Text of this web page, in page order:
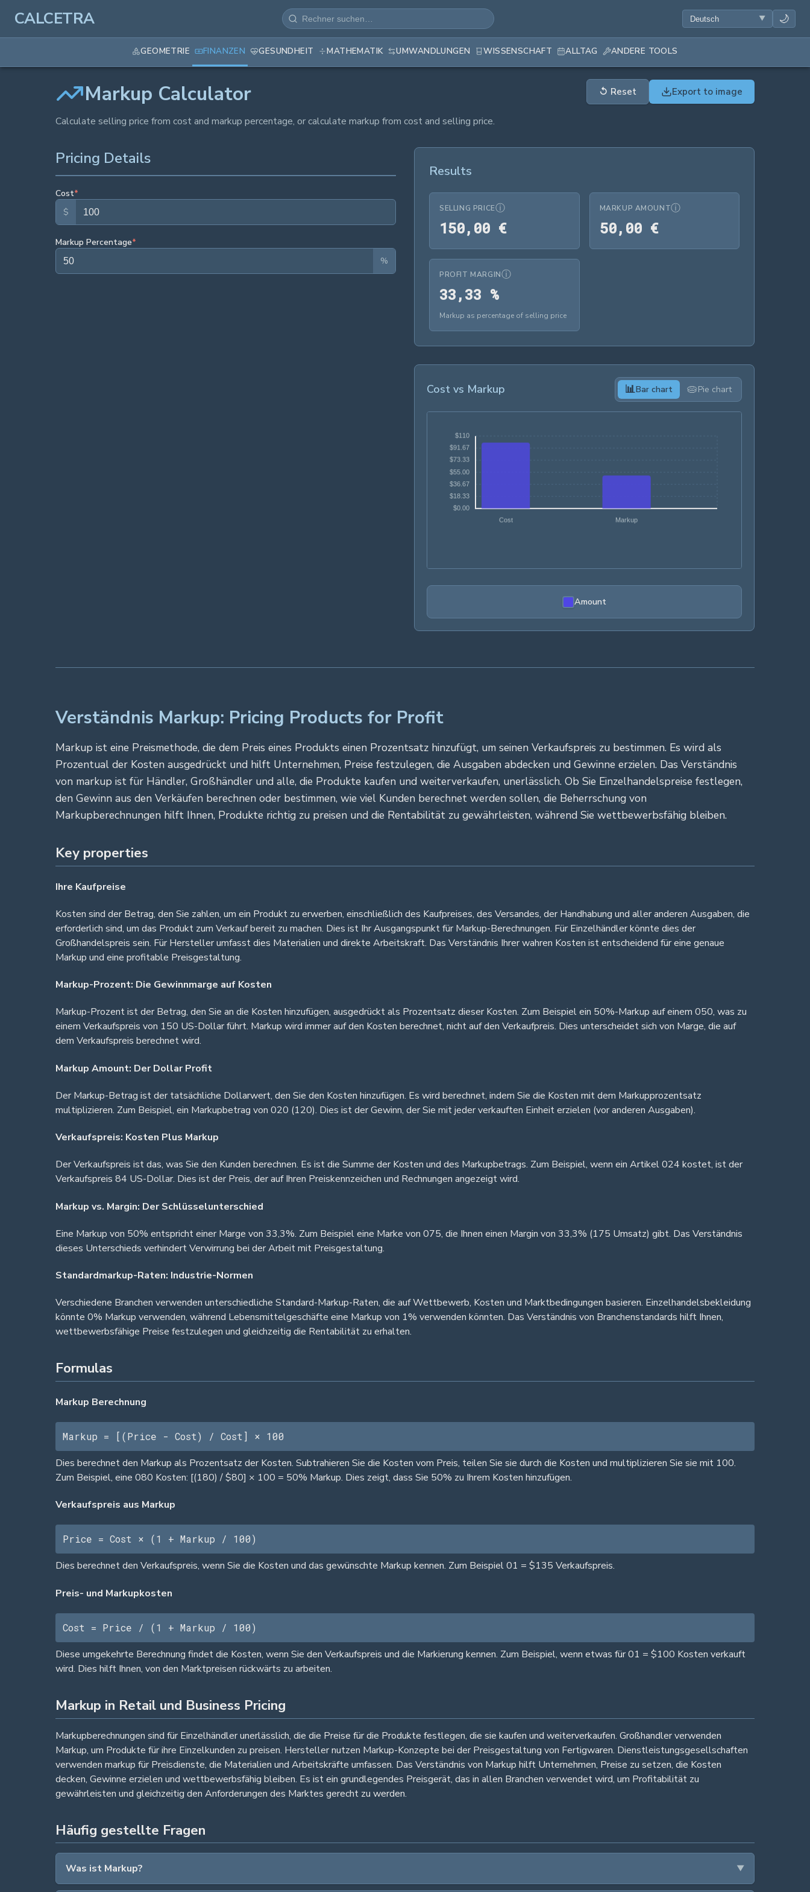
CALCETRA 🌙
GEOMETRIE FINANZEN GESUNDHEIT MATHEMATIK UMWANDLUNGEN WISSENSCHAFT ALLTAG ANDERE TOOLS
Markup Calculator
Calculate selling price from cost and markup percentage, or calculate markup from cost and selling price.
↺ Reset Export to image
Pricing Details
Cost*
$
Markup Percentage*
%
Results
SELLING PRICEⓘ
150, 00 €150,00 €
MARKUP AMOUNTⓘ
50, 00 €50,00 €
PROFIT MARGINⓘ
33,33 %33,33 %
Markup as percentage of selling price
Cost vs Markup 📊Bar chart 🥧Pie chart
Amount
Verständnis Markup: Pricing Products for Profit
Markup ist eine Preismethode, die dem Preis eines Produkts einen Prozentsatz hinzufügt, um seinen Verkaufspreis zu bestimmen. Es wird als
Prozentual der Kosten ausgedrückt und hilft Unternehmen, Preise festzulegen, die Ausgaben abdecken und Gewinne erzielen. Das Verständnis
von markup ist für Händler, Großhändler und alle, die Produkte kaufen und weiterverkaufen, unerlässlich. Ob Sie Einzelhandelspreise festlegen,
den Gewinn aus den Verkäufen berechnen oder bestimmen, wie viel Kunden berechnet werden sollen, die Beherrschung von
Markupberechnungen hilft Ihnen, Produkte richtig zu preisen und die Rentabilität zu gewährleisten, während Sie wettbewerbsfähig bleiben.
Key properties
Ihre Kaufpreise
Kosten sind der Betrag, den Sie zahlen, um ein Produkt zu erwerben, einschließlich des Kaufpreises, des Versandes, der Handhabung und aller anderen Ausgaben, die
erforderlich sind, um das Produkt zum Verkauf bereit zu machen. Dies ist Ihr Ausgangspunkt für Markup-Berechnungen. Für Einzelhändler könnte dies der
Großhandelspreis sein. Für Hersteller umfasst dies Materialien und direkte Arbeitskraft. Das Verständnis Ihrer wahren Kosten ist entscheidend für eine genaue
Markup und eine profitable Preisgestaltung.
Markup-Prozent: Die Gewinnmarge auf Kosten
Markup-Prozent ist der Betrag, den Sie an die Kosten hinzufügen, ausgedrückt als Prozentsatz dieser Kosten. Zum Beispiel ein 50%-Markup auf einem 050, was zu
einem Verkaufspreis von 150 US-Dollar führt. Markup wird immer auf den Kosten berechnet, nicht auf den Verkaufpreis. Dies unterscheidet sich von Marge, die auf
dem Verkaufspreis berechnet wird.
Markup Amount: Der Dollar Profit
Der Markup-Betrag ist der tatsächliche Dollarwert, den Sie den Kosten hinzufügen. Es wird berechnet, indem Sie die Kosten mit dem Markupprozentsatz
multiplizieren. Zum Beispiel, ein Markupbetrag von 020 (120). Dies ist der Gewinn, der Sie mit jeder verkauften Einheit erzielen (vor anderen Ausgaben).
Verkaufspreis: Kosten Plus Markup
Der Verkaufspreis ist das, was Sie den Kunden berechnen. Es ist die Summe der Kosten und des Markupbetrags. Zum Beispiel, wenn ein Artikel 024 kostet, ist der
Verkaufspreis 84 US-Dollar. Dies ist der Preis, der auf Ihren Preiskennzeichen und Rechnungen angezeigt wird.
Markup vs. Margin: Der Schlüsselunterschied
Eine Markup von 50% entspricht einer Marge von 33,3%. Zum Beispiel eine Marke von 075, die Ihnen einen Margin von 33,3% (175 Umsatz) gibt. Das Verständnis
dieses Unterschieds verhindert Verwirrung bei der Arbeit mit Preisgestaltung.
Standardmarkup-Raten: Industrie-Normen
Verschiedene Branchen verwenden unterschiedliche Standard-Markup-Raten, die auf Wettbewerb, Kosten und Marktbedingungen basieren. Einzelhandelsbekleidung
könnte 0% Markup verwenden, während Lebensmittelgeschäfte eine Markup von 1% verwenden könnten. Das Verständnis von Branchenstandards hilft Ihnen,
wettbewerbsfähige Preise festzulegen und gleichzeitig die Rentabilität zu erhalten.
Formulas
Markup Berechnung
Markup = [(Price - Cost) / Cost] × 100
Dies berechnet den Markup als Prozentsatz der Kosten. Subtrahieren Sie die Kosten vom Preis, teilen Sie sie durch die Kosten und multiplizieren Sie sie mit 100.
Zum Beispiel, eine 080 Kosten: [(180) / $80] × 100 = 50% Markup. Dies zeigt, dass Sie 50% zu Ihrem Kosten hinzufügen.
Verkaufspreis aus Markup
Price = Cost × (1 + Markup / 100)
Dies berechnet den Verkaufspreis, wenn Sie die Kosten und das gewünschte Markup kennen. Zum Beispiel 01 = $135 Verkaufspreis.
Preis- und Markupkosten
Cost = Price / (1 + Markup / 100)
Diese umgekehrte Berechnung findet die Kosten, wenn Sie den Verkaufspreis und die Markierung kennen. Zum Beispiel, wenn etwas für 01 = $100 Kosten verkauft
wird. Dies hilft Ihnen, von den Marktpreisen rückwärts zu arbeiten.
Markup in Retail und Business Pricing
Markupberechnungen sind für Einzelhändler unerlässlich, die die Preise für die Produkte festlegen, die sie kaufen und weiterverkaufen. Großhandler verwenden
Markup, um Produkte für ihre Einzelkunden zu preisen. Hersteller nutzen Markup-Konzepte bei der Preisgestaltung von Fertigwaren. Dienstleistungsgesellschaften
verwenden markup für Preisdienste, die Materialien und Arbeitskräfte umfassen. Das Verständnis von Markup hilft Unternehmen, Preise zu setzen, die Kosten
decken, Gewinne erzielen und wettbewerbsfähig bleiben. Es ist ein grundlegendes Preisgerät, das in allen Branchen verwendet wird, um Profitabilität zu
gewährleisten und gleichzeitig den Anforderungen des Marktes gerecht zu werden.
Häufig gestellte Fragen
Was ist Markup?